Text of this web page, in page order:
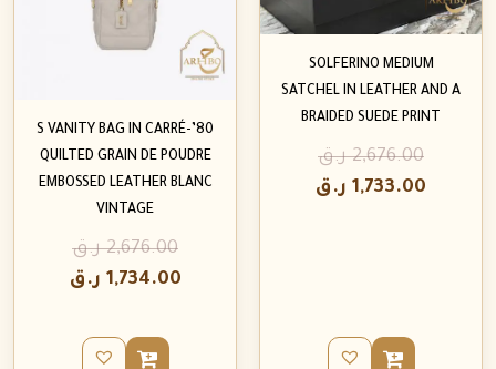
SOLFERINO MEDIUM
SATCHEL IN LEATHER AND A
BRAIDED SUEDE PRINT
2,676.00 ر.ق
1,733.00 ر.ق
80’S VANITY BAG IN CARRÉ-
QUILTED GRAIN DE POUDRE
EMBOSSED LEATHER BLANC
VINTAGE
2,676.00 ر.ق
1,734.00 ر.ق